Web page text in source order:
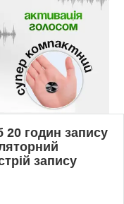
20 годин запису
запису